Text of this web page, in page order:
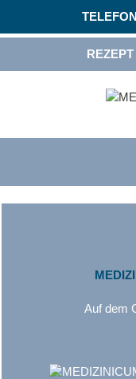
Auf dem
TELEFON
REZEPT